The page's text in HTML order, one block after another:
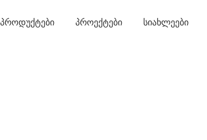
ᲞᲠᲝᲓᲣᲥᲢᲔᲑᲘ ᲞᲠᲝᲔᲥᲢᲔᲑᲘ ᲡᲘᲐᲮᲚᲔᲔᲑᲘ